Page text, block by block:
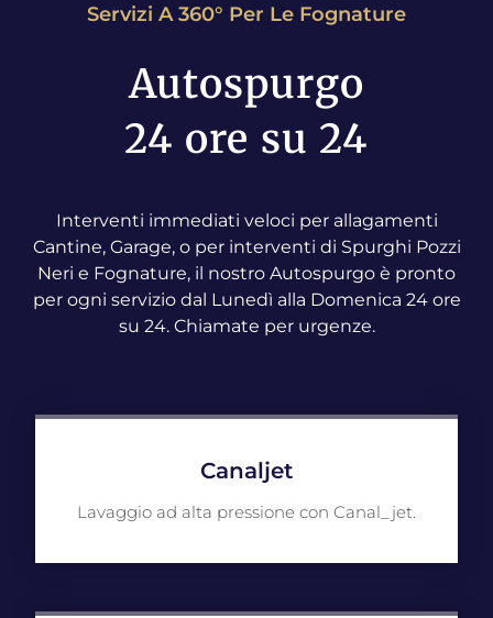
Servizi A 360° Per Le Fognature
Autospurgo
24 ore su 24
Interventi immediati veloci per allagamenti
Cantine, Garage, o per interventi di Spurghi Pozzi
Neri e Fognature, il nostro Autospurgo è pronto
per ogni servizio dal Lunedì alla Domenica 24 ore
su 24. Chiamate per urgenze.
Canaljet
Lavaggio ad alta pressione con Canal_jet.